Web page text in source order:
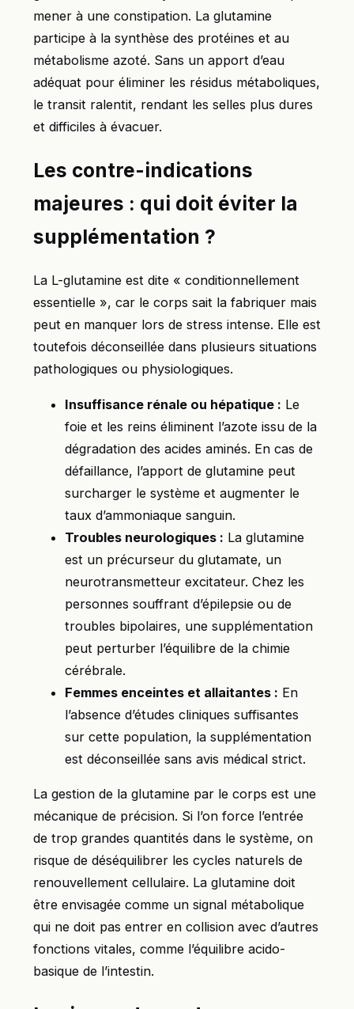
mener à une constipation. La glutamine
participe à la synthèse des protéines et au
métabolisme azoté. Sans un apport d’eau
adéquat pour éliminer les résidus métaboliques,
le transit ralentit, rendant les selles plus dures
et difficiles à évacuer.
Les contre-indications
majeures : qui doit éviter la
supplémentation ?
La L-glutamine est dite « conditionnellement
essentielle », car le corps sait la fabriquer mais
peut en manquer lors de stress intense. Elle est
toutefois déconseillée dans plusieurs situations
pathologiques ou physiologiques.
Insuffisance rénale ou hépatique : Le
foie et les reins éliminent l’azote issu de la
dégradation des acides aminés. En cas de
défaillance, l’apport de glutamine peut
surcharger le système et augmenter le
taux d’ammoniaque sanguin.
Troubles neurologiques : La glutamine
est un précurseur du glutamate, un
neurotransmetteur excitateur. Chez les
personnes souffrant d’épilepsie ou de
troubles bipolaires, une supplémentation
peut perturber l’équilibre de la chimie
cérébrale.
Femmes enceintes et allaitantes : En
l’absence d’études cliniques suffisantes
sur cette population, la supplémentation
est déconseillée sans avis médical strict.
La gestion de la glutamine par le corps est une
mécanique de précision. Si l’on force l’entrée
de trop grandes quantités dans le système, on
risque de déséquilibrer les cycles naturels de
renouvellement cellulaire. La glutamine doit
être envisagée comme un signal métabolique
qui ne doit pas entrer en collision avec d’autres
fonctions vitales, comme l’équilibre acido-
basique de l’intestin.